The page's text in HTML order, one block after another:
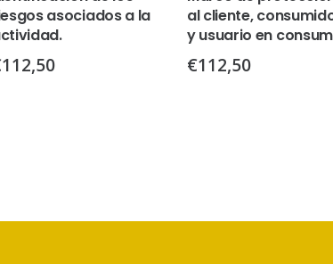
asociados a la
112,50
al cliente,
y usuario en
€112,50